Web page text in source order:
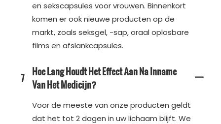
en sekscapsules voor vrouwen. Binnenkort
komen er ook nieuwe producten op de
markt, zoals seksgel, -sap, oraal oplosbare
films en afslankcapsules.
7
Hoe Lang Houdt Het Effect Aan Na Inname
Van Het Medicijn?
Voor de meeste van onze producten geldt
dat het tot 2 dagen in uw lichaam blijft. We